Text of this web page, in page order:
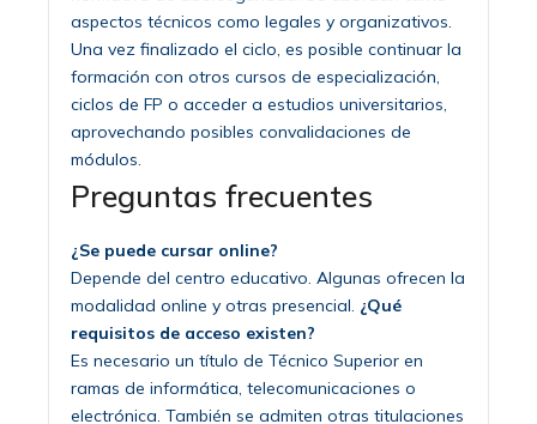
aspectos técnicos como legales y organizativos.
Una vez finalizado el ciclo, es posible continuar la
formación con otros cursos de especialización,
ciclos de FP o acceder a estudios universitarios,
aprovechando posibles convalidaciones de
módulos.
Preguntas frecuentes
¿Se puede cursar online?
Depende del centro educativo. Algunas ofrecen la
modalidad online y otras presencial. ¿Qué
requisitos de acceso existen?
Es necesario un título de Técnico Superior en
ramas de informática, telecomunicaciones o
electrónica. También se admiten otras titulaciones